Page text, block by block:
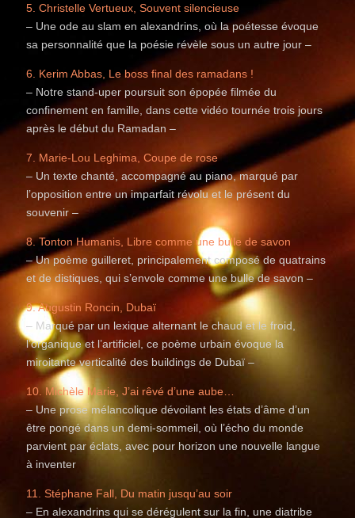
5. Christelle Vertueux, Souvent silencieuse
– Une ode au slam en alexandrins, où la poétesse évoque
sa personnalité que la poésie révèle sous un autre jour –
6. Kerim Abbas, Le boss final des ramadans !
– Notre stand-uper poursuit son épopée filmée du
confinement en famille, dans cette vidéo tournée trois jours
après le début du Ramadan –
7. Marie-Lou Leghima, Coupe de rose
– Un texte chanté, accompagné au piano, marqué par
l’opposition entre un imparfait révolu et le présent du
souvenir –
8. Tonton Humanis, Libre comme une bulle de savon
– Un poème guilleret, principalement composé de quatrains
et de distiques, qui s’envole comme une bulle de savon –
9. Augustin Roncin, Dubaï
– Marqué par un lexique alternant le chaud et le froid,
l’organique et l’artificiel, ce poème urbain évoque la
miroitante verticalité des buildings de Dubaï –
10. Michèle Marie, J’ai rêvé d’une aube…
– Une prose mélancolique dévoilant les états d’âme d’un
être pongé dans un demi-sommeil, où l’écho du monde
parvient par éclats, avec pour horizon une nouvelle langue
à inventer
11. Stéphane Fall, Du matin jusqu’au soir
– En alexandrins qui se dérégulent sur la fin, une diatribe